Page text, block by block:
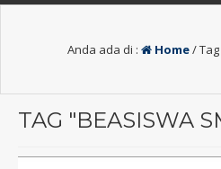
Anda ada di : Home/
TAG "BEASISWA